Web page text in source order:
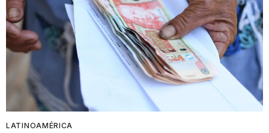
LATINOAMÉRICA